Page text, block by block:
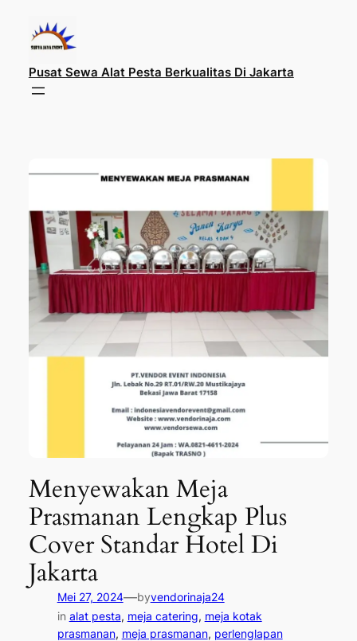
konten
Pusat Sewa Alat Pesta Berkualitas Di Jakarta
Menyewakan Meja
Prasmanan Lengkap Plus
Cover Standar Hotel Di
Jakarta
Mei 27, 2024—byvendorinaja24
in alat pesta, meja catering, meja kotak
prasmanan, meja prasmanan, perlenglapan